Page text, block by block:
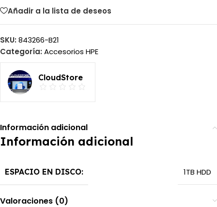
Añadir a la lista de deseos
SKU: 843266-B21
Categoría: Accesorios HPE
CloudStore
Información adicional
Información adicional
ESPACIO EN DISCO: 1TB HDD
Valoraciones (0)